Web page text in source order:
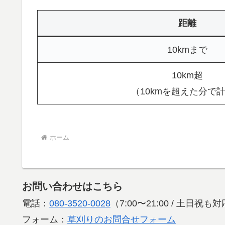
距離
10kmまで
10km超
（10kmを超えた分で計
ホーム
お問い合わせはこちら
電話： 080-3520-0028 （7:00〜21:00 / 土日祝も対
フォーム： 草刈りのお問合せフォーム